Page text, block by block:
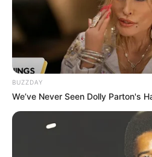
BUZZDAY
We’ve Never Seen Dolly Parton's